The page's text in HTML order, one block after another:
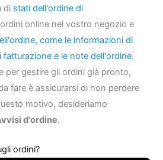
di stati dell'ordine di
online nel vostro negozio e
come le informazioni di
e le note dell'ordine.
per gestire gli ordini già pronto,
fare è assicurarsi di non perdere
motivo, desideriamo
d'ordine.
ordini?